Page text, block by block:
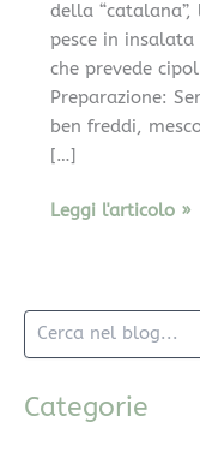
della
pesce in
che prevede
Preparazione:
ben freddi,
[…]
Leggi l'articolo »
Categorie